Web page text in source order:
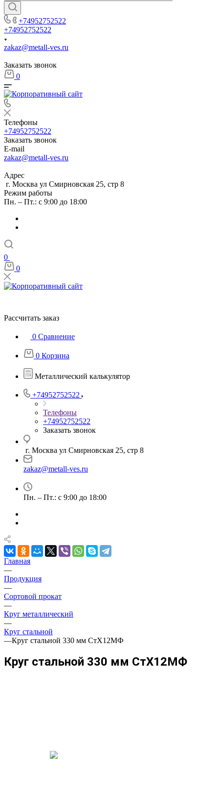
+74952752522
+74952752522
zakaz@metall-ves.ru
Заказать звонок
0
Телефоны
+74952752522
Заказать звонок
E-mail
zakaz@metall-ves.ru
Адрес
г. Москва ул Смирновская 25, стр 8
Режим работы
Пн. – Пт.: с 9:00 до 18:00
0
0
Рассчитать заказ
0 Сравнение
0 Корзина
Металлический калькулятор
+74952752522
Телефоны
+74952752522
Заказать звонок
г. Москва ул Смирновская 25, стр 8
zakaz@metall-ves.ru
Пн. – Пт.: с 9:00 до 18:00
Главная
—
Продукция
—
Сортовой прокат
—
Круг металлический
—
Круг стальной
—Круг стальной 330 мм СтХ12МФ
Круг стальной 330 мм СтХ12МФ